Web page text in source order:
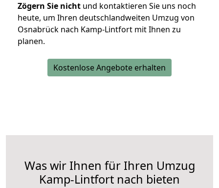
Zögern Sie nicht und kontaktieren Sie uns noch
heute, um Ihren deutschlandweiten Umzug von
Osnabrück nach Kamp-Lintfort mit Ihnen zu
planen.
Kostenlose Angebote erhalten
Was wir Ihnen für Ihren Umzug
Kamp-Lintfort nach bieten